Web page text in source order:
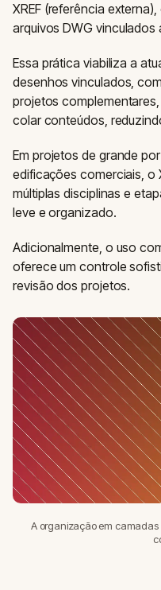
XREF (referência
arquivos DWG
Essa prática viabiliza a
desenhos vinculados,
projetos
colar conteúdos,
Em projetos de grande
edificações comerciais, o
múltiplas disciplinas e
leve e organizado.
Adicionalmente, o uso
oferece um controle
revisão dos projetos.
A organização em camadas